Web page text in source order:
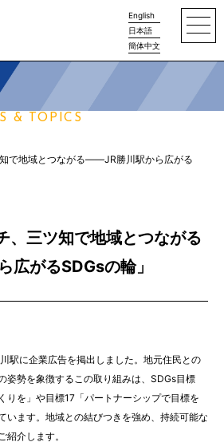
English
日本語
簡体中文
& TOPICS
知で地域とつながる——JR勝川駅から広がる
、三ツ知で地域とつながる
がるSDGsの輪」
駅に企業広告を掲出しました。地元住民との
姿勢を象徴するこの取り組みは、SDGs目標
りを」や目標17「パートナーシップで目標を
います。地域との結びつきを強め、持続可能な
紹介します。